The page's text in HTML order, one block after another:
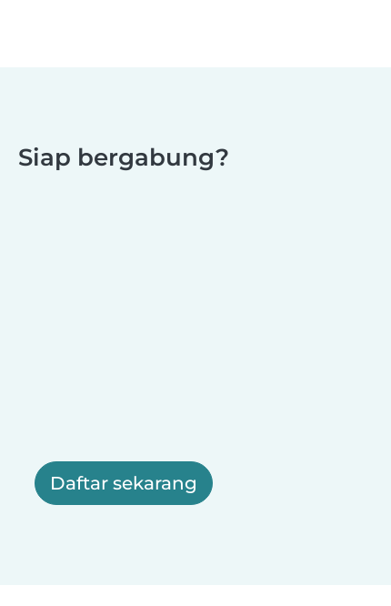
Siap bergabung?
Daftar sekarang